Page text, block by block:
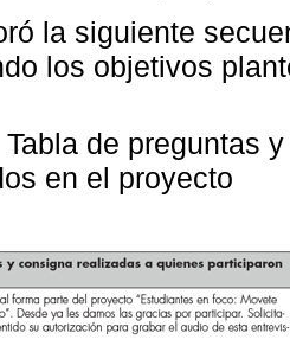
la siguiente
los objetivos
Tabla de preguntas
en el proyecto